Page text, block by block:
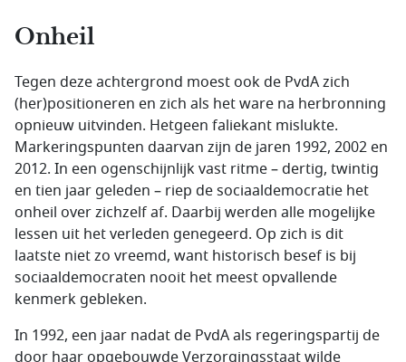
Onheil
Tegen deze achtergrond moest ook de PvdA zich
(her)positioneren en zich als het ware na herbronning
opnieuw uitvinden. Hetgeen faliekant mislukte.
Markeringspunten daarvan zijn de jaren 1992, 2002 en
2012. In een ogenschijnlijk vast ritme – dertig, twintig
en tien jaar geleden – riep de sociaaldemocratie het
onheil over zichzelf af. Daarbij werden alle mogelijke
lessen uit het verleden genegeerd. Op zich is dit
laatste niet zo vreemd, want historisch besef is bij
sociaaldemocraten nooit het meest opvallende
kenmerk gebleken.
In 1992, een jaar nadat de PvdA als regeringspartij de
door haar opgebouwde Verzorgingsstaat wilde